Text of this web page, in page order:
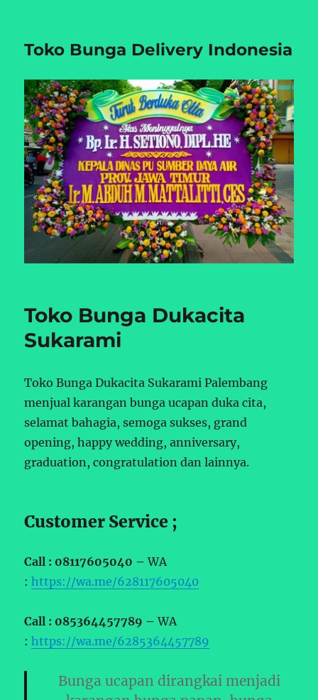
Toko Bunga Delivery Indonesia
Toko Bunga Dukacita
Sukarami
Toko Bunga Dukacita Sukarami Palembang
menjual karangan bunga ucapan duka cita,
selamat bahagia, semoga sukses, grand
opening, happy wedding, anniversary,
graduation, congratulation dan lainnya.
Customer Service ;
Call : 08117605040 –WA
:https://wa.me/628117605040
Call : 085364457789 –WA
:https://wa.me/6285364457789
Bunga ucapan dirangkai menjadi